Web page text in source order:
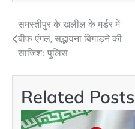
Post
navigation
समस्तीपुर के खलील के मर्डर में
बीफ एंगल, सद्भावना बिगाड़ने की
साजिशः पुलिस
Related Posts